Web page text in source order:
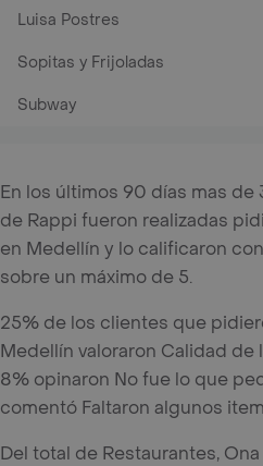
Luisa Postres
Sopitas y Frijoladas
Subway
En los últimos 90 días mas
de Rappi fueron realizadas
en Medellín y lo calificaron
sobre un máximo de 5.
25% de los clientes que
Medellín valoraron Calidad de
8% opinaron No fue lo que
comentó Faltaron algunos
Del total de Restaurantes,